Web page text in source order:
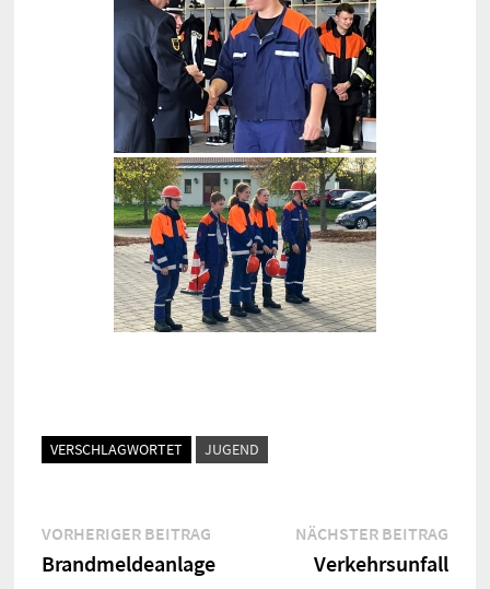
VERSCHLAGWORTET JUGEND
Beitragsnavigation
VORHERIGER BEITRAGVorheriger
Beitrag:
Brandmeldeanlage
NÄCHSTER BEITRAG
Verkehrsunfall